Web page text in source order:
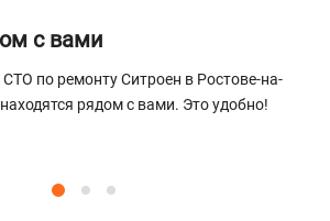
с вами
по ремонту Ситроен в Ростове-на-
рядом с вами. Это удобно!